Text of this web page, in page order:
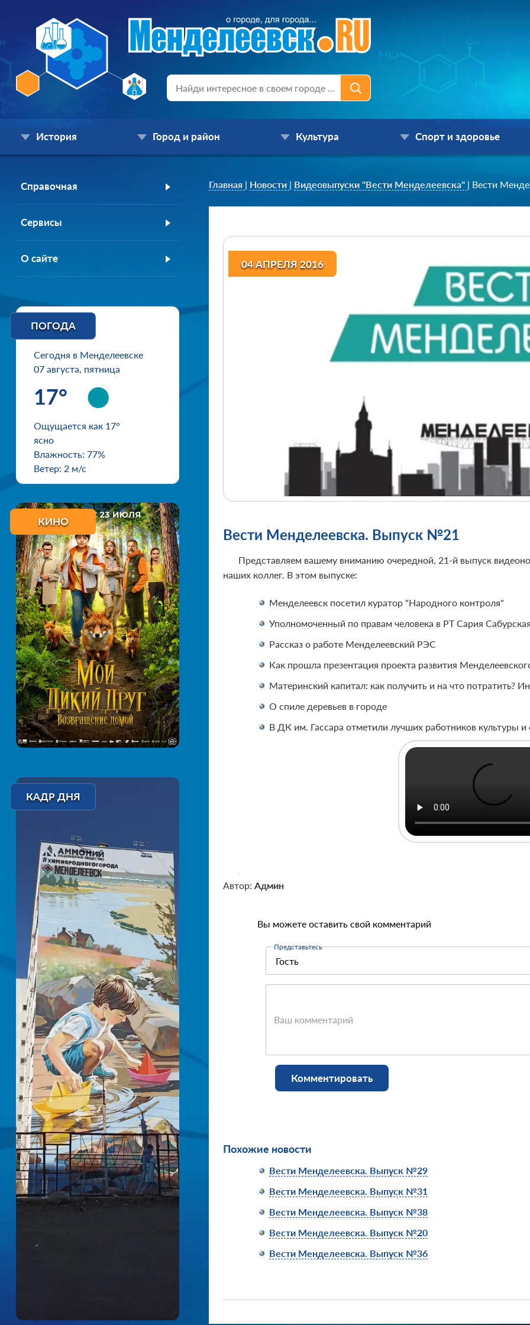
История Город и район Культура Спорт и здоровье
Справочная
Сервисы
О сайте
ПОГОДА
Сегодня в Менделеевске
07 августа, пятница
17°
Ощущается как 17°
ясно
Влажность: 77%
Ветер: 2 м/с
КИНО
КАДР ДНЯ
Главная | Новости | Видеовыпуски "Вести Менделеевска" | Вести
04 АПРЕЛЯ 2016
Вести Менделеевска. Выпуск №21
Представляем вашему вниманию очередной, 21-й выпуск
наших коллег. В этом выпуске:
Менделеевск посетил куратор "Народного контроля"
Уполномоченный по правам человека в РТ Сария
Рассказ о работе Менделеевский РЭС
Как прошла презентация проекта развития
Материнский капитал: как получить и на что потратить?
О спиле деревьев в городе
В ДК им. Гассара отметили лучших работников культуры
Автор: Админ
Вы можете оставить свой комментарий
Представьтесь
Ваш комментарий
Комментировать
Похожие новости
Вести Менделеевска. Выпуск №29
Вести Менделеевска. Выпуск №31
Вести Менделеевска. Выпуск №38
Вести Менделеевска. Выпуск №20
Вести Менделеевска. Выпуск №36